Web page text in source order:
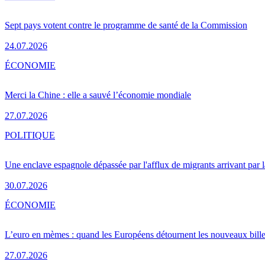
Sept pays votent contre le programme de santé de la Commission
24.07.2026
Merci la Chine : elle a sauvé l’économie mondiale
27.07.2026
ÉCONOMIE
Une enclave espagnole dépassée par l'afflux de migrants arrivant par
30.07.2026
POLITIQUE
L’euro en mèmes : quand les Européens détournent les nouveaux
27.07.2026
ÉCONOMIE